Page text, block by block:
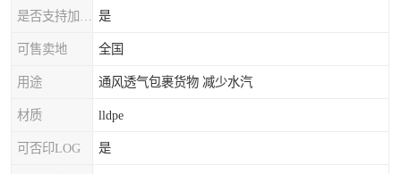
是
可售卖地 全国
用途 通风透气包裹货物 减少水汽
材质 lldpe
可否印LOG 是